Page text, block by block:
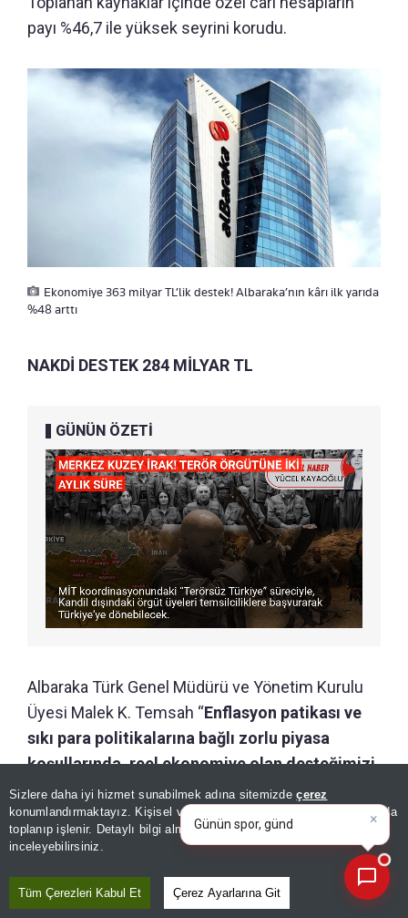
Sizlere daha iyi hizmet sunabilmek adına sitemizdeçerez
konumlandırmaktayız. Kişisel verileriniz, KVKK ve GDPR kapsamında
toplanıp işlenir. Detaylı bilgi almak içinAydınlatma Metnimizi
inceleyebilirsiniz.
Tüm Çerezleri Kabul Et Çerez Ayarlarına Git
payı %46,7 ile yüksek seyrini korudu.
Ekonomiye 363 milyar TL’lik destek! Albaraka’nın kârı ilk yarıda
%48 arttı
NAKDİ DESTEK 284 MİLYAR TL
GÜNÜN ÖZETİ
Albaraka Türk Genel Müdürü ve Yönetim Kurulu
Üyesi Malek K. Temsah “Enflasyon patikası ve
sıkı para politikalarına bağlı zorlu piyasa
koşullarında, reel ekonomiye olan desteğimizi
sürdürmeye devam ediyoruz. 2026’nın ilk altı
ayında nakdi finansman hacmimizdeki ivme,
bankacılık ortalamasının üzerinde seyretti.
desteği hacmimizi %20 artırarak 284,3 milyar
Günün spor, gündem ve
ekonomi gelişmelerini analiz
edin